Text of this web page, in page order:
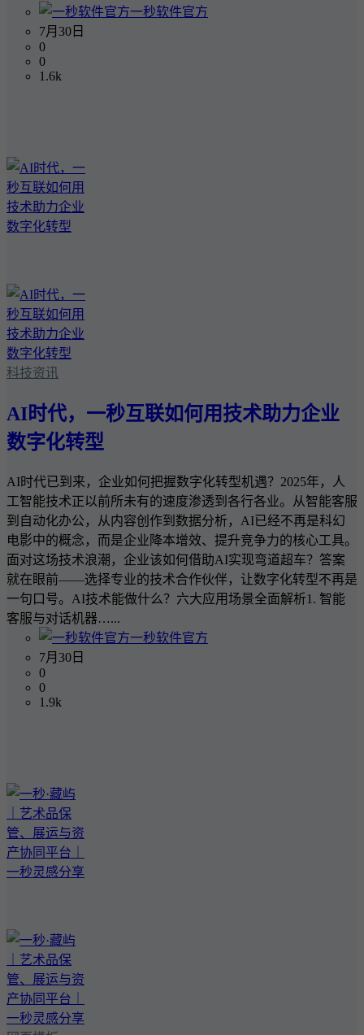
一秒软件官方
7月30日
0
0
1.6k
科技资讯
AI时代，一秒互联如何用技术助力企业
数字化转型
AI时代已到来，企业如何把握数字化转型机遇？2025年，人
工智能技术正以前所未有的速度渗透到各行各业。从智能客服
到自动化办公，从内容创作到数据分析，AI已经不再是科幻
电影中的概念，而是企业降本增效、提升竞争力的核心工具。
面对这场技术浪潮，企业该如何借助AI实现弯道超车？答案
就在眼前——选择专业的技术合作伙伴，让数字化转型不再是
一句口号。AI技术能做什么？六大应用场景全面解析1. 智能
客服与对话机器…...
一秒软件官方
7月30日
0
0
1.9k